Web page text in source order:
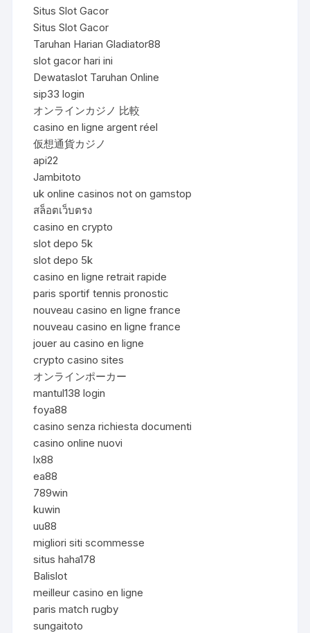
Situs Slot Gacor
Situs Slot Gacor
Taruhan Harian Gladiator88
slot gacor hari ini
Dewataslot Taruhan Online
sip33 login
オンラインカジノ 比較
casino en ligne argent réel
仮想通貨カジノ
api22
Jambitoto
uk online casinos not on gamstop
สล็อตเว็บตรง
casino en crypto
slot depo 5k
slot depo 5k
casino en ligne retrait rapide
paris sportif tennis pronostic
nouveau casino en ligne france
nouveau casino en ligne france
jouer au casino en ligne
crypto casino sites
オンラインポーカー
mantul138 login
foya88
casino senza richiesta documenti
casino online nuovi
lx88
ea88
789win
kuwin
uu88
migliori siti scommesse
situs haha178
Balislot
meilleur casino en ligne
paris match rugby
sungaitoto